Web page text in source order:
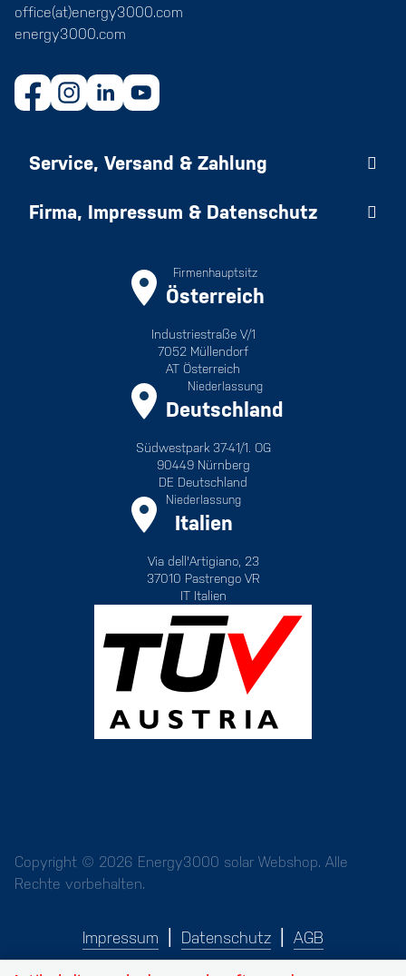
office(at)energy3000.com
energy3000.com
Service, Versand & Zahlung
Firma, Impressum & Datenschutz
Firmenhauptsitz
Österreich
Industriestraße V/1
7052 Müllendorf
AT Österreich
Niederlassung
Deutschland
Südwestpark 37-41/1. OG
90449 Nürnberg
DE Deutschland
Niederlassung
Italien
Via dell'Artigiano, 23
37010 Pastrengo VR
IT Italien
Copyright © 2026 Energy3000 solar Webshop. Alle
Rechte vorbehalten.
Impressum Datenschutz AGB